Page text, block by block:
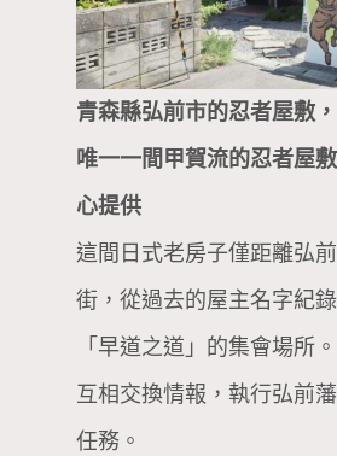
青森縣弘前市的忍者屋敷
唯一一間甲賀流的忍者屋
心提供
這間日式老房子僅距離弘
街，從過去的屋主名字紀
「早道之道」的集會場所
互相交換情報，執行弘前
任務。